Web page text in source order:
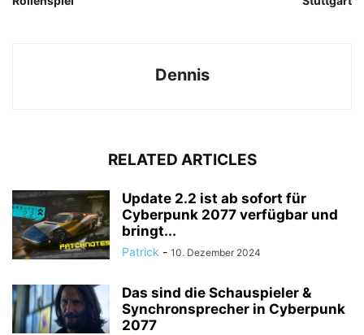
Dennis
RELATED ARTICLES
Update 2.2 ist ab sofort für
Cyberpunk 2077 verfügbar und
bringt...
Patrick - 10. Dezember 2024
Das sind die Schauspieler &
Synchronsprecher in Cyberpunk
2077